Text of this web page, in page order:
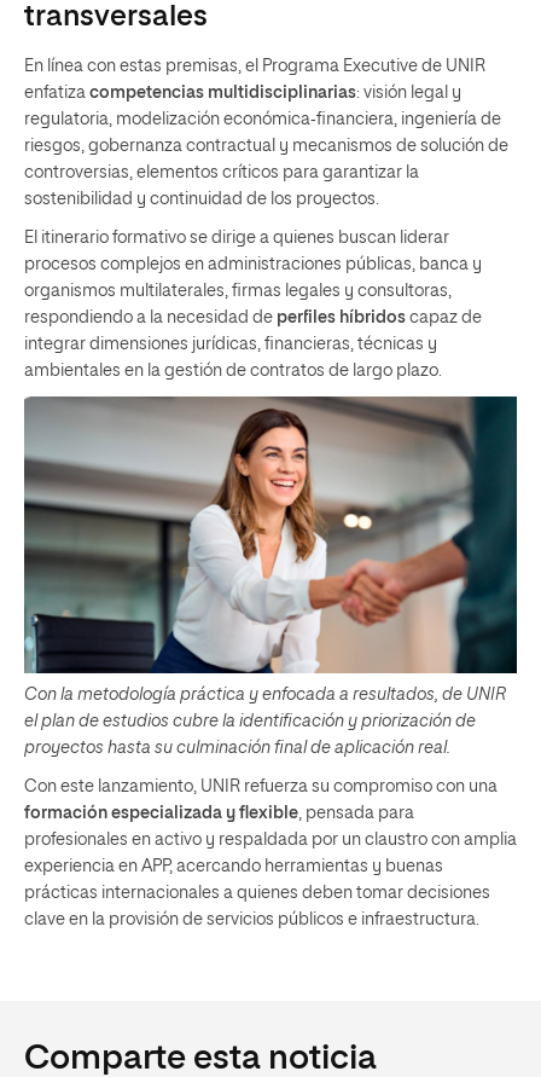
transversales
En línea con estas premisas, el Programa Executive de UNIR
enfatiza competencias multidisciplinarias: visión legal y
regulatoria, modelización económica‑financiera, ingeniería de
riesgos, gobernanza contractual y mecanismos de solución de
controversias, elementos críticos para garantizar la
sostenibilidad y continuidad de los proyectos.
El itinerario formativo se dirige a quienes buscan liderar
procesos complejos en administraciones públicas, banca y
organismos multilaterales, firmas legales y consultoras,
respondiendo a la necesidad de perfiles híbridos capaz de
integrar dimensiones jurídicas, financieras, técnicas y
ambientales en la gestión de contratos de largo plazo.
Con la metodología práctica y enfocada a resultados, de UNIR
el plan de estudios cubre la identificación y priorización de
proyectos hasta su culminación final de aplicación real.
Con este lanzamiento, UNIR refuerza su compromiso con una
formación especializada y flexible, pensada para
profesionales en activo y respaldada por un claustro con amplia
experiencia en APP, acercando herramientas y buenas
prácticas internacionales a quienes deben tomar decisiones
clave en la provisión de servicios públicos e infraestructura.
Comparte esta noticia